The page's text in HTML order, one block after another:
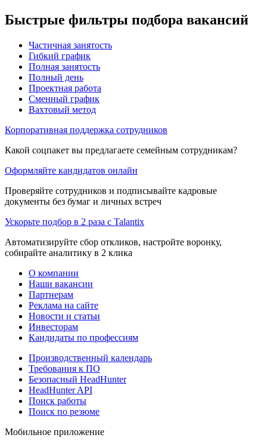
Быстрые фильтры подбора вакансий
Частичная занятость
Гибкий график
Полная занятость
Полный день
Проектная работа
Сменный график
Вахтовый метод
Корпоративная поддержка сотрудников
Какой соцпакет вы предлагаете семейным сотрудникам?
Оформляйте кандидатов онлайн
Проверяйте сотрудников и подписывайте кадровые
документы без бумаг и личных встреч
Ускорьте подбор в 2 раза с Talantix
Автоматизируйте сбор откликов, настройте воронку,
собирайте аналитику в 2 клика
О компании
Наши вакансии
Партнерам
Реклама на сайте
Новости и статьи
Инвесторам
Кандидаты по профессиям
Производственный календарь
Требования к ПО
Безопасный HeadHunter
HeadHunter API
Поиск работы
Поиск по резюме
Мобильное приложение